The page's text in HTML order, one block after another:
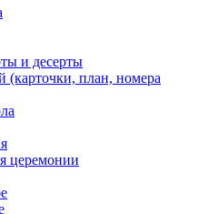
и десерты
(карточки, план, номера
церемонии